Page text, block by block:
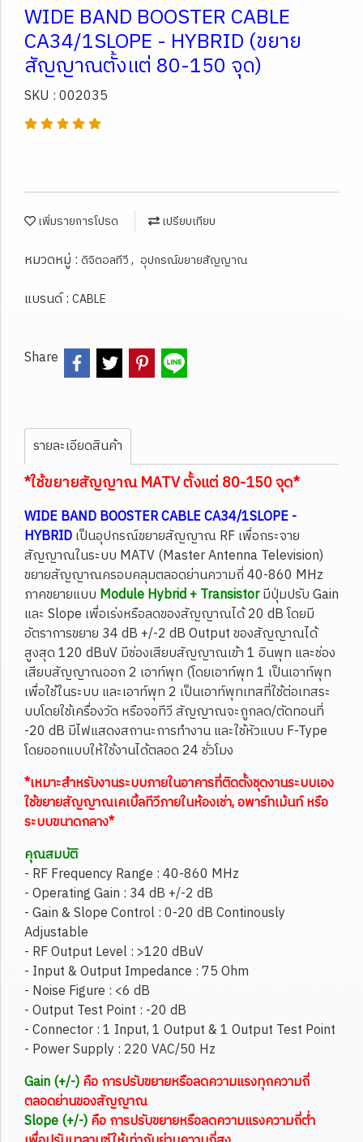
WIDE BAND BOOSTER CABLE
CA34/1SLOPE - HYBRID (ขยาย
สัญญาณตั้งแต่ 80-150 จุด)
SKU : 002035
เพิ่มรายการโปรด เปรียบเทียบ
หมวดหมู่ : ดิจิตอลทีวี, อุปกรณ์ขยายสัญญาณ
แบรนด์ : CABLE
Share
รายละเอียดสินค้า
*ใช้ขยายสัญญาณ MATV ตั้งแต่ 80-150จุด*
WIDE BAND BOOSTER CABLE CA34/1SLOPE -
HYBRIDเป็นอุปกรณ์ขยายสัญญาณ RF เพื่อกระจาย
สัญญาณในระบบ MATV (Master Antenna Television)
ขยายสัญญาณครอบคลุมตลอดย่านความถี่ 40-860 MHz
ภาคขยายแบบ ModuleHybrid + Transistorมีปุ่มปรับ Gain
และ Slope เพื่อเร่งหรือลดของสัญญาณได้ 20 dB โดยมี
อัตราการขยาย 34 dB +/-2 dB Output ของสัญญาณได้
สูงสุด 120 dBuV มีช่องเสียบสัญญาณเข้า 1 อินพุท และช่อง
เสียบสัญญาณออก 2 เอาท์พุท (โดยเอาท์พุท 1 เป็นเอาท์พุท
เพื่อใช้ในระบบ และเอาท์พุท 2 เป็นเอาท์พุทเทสที่ใช้ต่อเทสระ
บบโดยใช้เครื่องวัด หรือจอทีวี สัญญาณจะถูกลด/ตัดทอนที่
-20 dB มีไฟแสดงสถานะการทำงาน และใช้หัวแบบ F-Type
โดยออกแบบให้ใช้งานได้ตลอด 24 ชั่วโมง
*เหมาะสำหรับงานระบบภายในอาคารที่ติดตั้งชุดงานระบบเอง
ใช้ขยายสัญญาณเคเบิ้ลทีวีภายในห้องเช่า, อพาร์ทเม้นท์ หรือ
ระบบขนาดกลาง*
คุณสมบัติ
- RF Frequency Range : 40-860 MHz
- Operating Gain : 34 dB +/-2 dB
- Gain & Slope Control : 0-20 dB Continously
Adjustable
- RF Output Level : >120 dBuV
- Input & Output Impedance : 75 Ohm
- Noise Figure : <6 dB
- Output Test Point : -20 dB
- Connector : 1 Input, 1 Output & 1 Output Test Point
- Power Supply : 220 VAC/50 Hz
Gain (+/-)คือ การปรับขยายหรือลดความแรงทุกความถี่
ตลอดย่านของสัญญาณ
Slope (+/-)คือ การปรับขยายหรือลดความแรงความถี่ต่ำ